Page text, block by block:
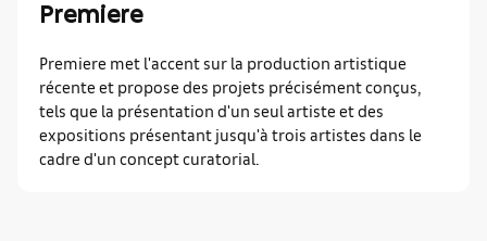
Premiere
Premiere met l'accent sur la production artistique
récente et propose des projets précisément conçus,
tels que la présentation d'un seul artiste et des
expositions présentant jusqu'à trois artistes dans le
cadre d'un concept curatorial.